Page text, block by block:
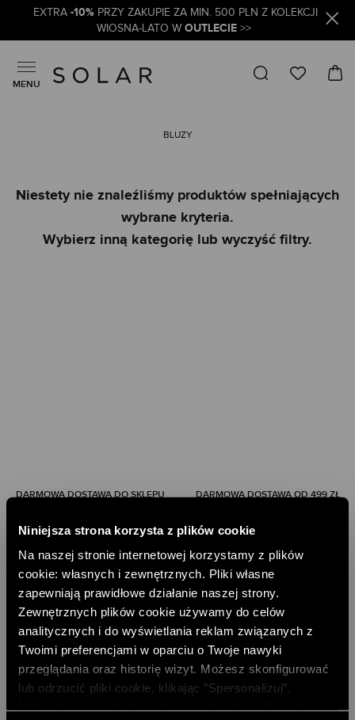
Niniejsza strona korzysta z plików cookie
Na naszej stronie internetowej korzystamy z plików
cookie: własnych i zewnętrznych. Pliki własne
zapewniają prawidłowe działanie naszej strony.
Zewnętrznych plików cookie używamy do celów
analitycznych i do wyświetlania reklam związanych z
Twoimi preferencjami w oparciu o Twoje nawyki
przeglądania oraz historię wizyt. Możesz skonfigurować
lub odrzucić pliki cookie, klikając ”Spersonalizuj”.
EXTRA -10% PRZY ZAKUPIE ZA MIN. 500 PLN Z KOLEKCJI
WIOSNA-LATO W OUTLECIE>>
MENU
BLUZY
Niestety nie znaleźliśmy produktów spełniających
wybrane kryteria.
Wybierz inną kategorię lub wyczyść filtry.
DARMOWA DOSTAWA DO SKLEPU DARMOWA DOSTAWA OD 499 ZŁ
DARMOWE ZWROTY RATY PAYU 5 X 0%
PAYPO - KUP TERAZ, ZAPŁAĆ PÓŹNIEJ
DOŁĄCZ DO NEWSLETTERA
ODBIERZ 10% RABATU NA PIERWSZE ZAKUPY
DODAJ EMAIL